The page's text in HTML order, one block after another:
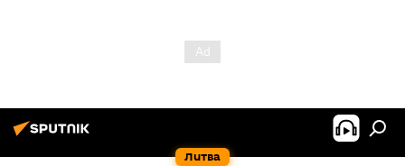
Литва